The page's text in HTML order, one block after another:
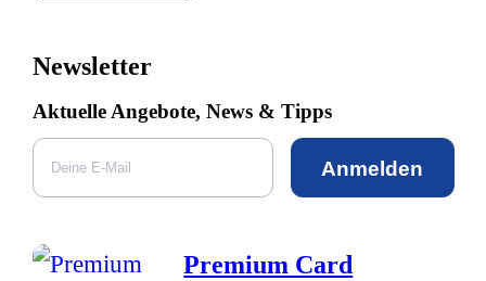
Newsletter
Aktuelle Angebote, News & Tipps
Anmelden
Premium Card